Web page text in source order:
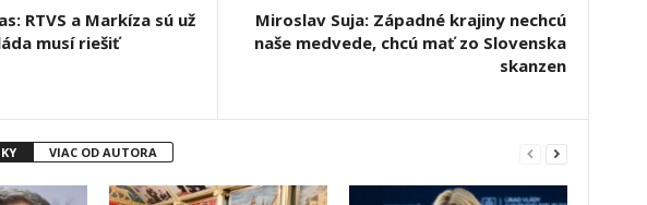
RTVS a Markíza sú už
musí riešiť
Miroslav Suja: Západné krajiny nechcú
naše medvede, chcú mať zo Slovenska
skanzen
VIAC OD AUTORA